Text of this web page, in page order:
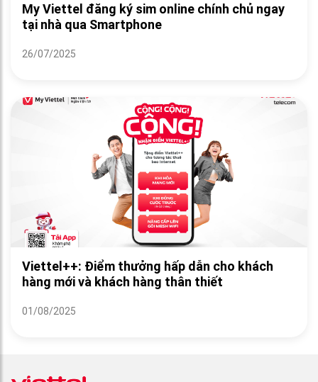
My Viettel đăng ký sim online chính chủ ngay
tại nhà qua Smartphone
26/07/2025
Viettel++: Điểm thưởng hấp dẫn cho khách
hàng mới và khách hàng thân thiết
01/08/2025